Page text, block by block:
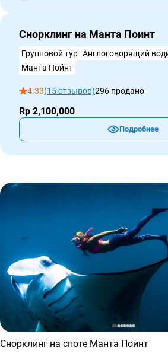
Снорклинг на Манта Поинт
Групповой тур Англоговорящий
Манта Пойнт
4.33(15 отзывов)296 продано
Rp 2,100,000
Подробнее
Снорклинг на споте Манта Поинт